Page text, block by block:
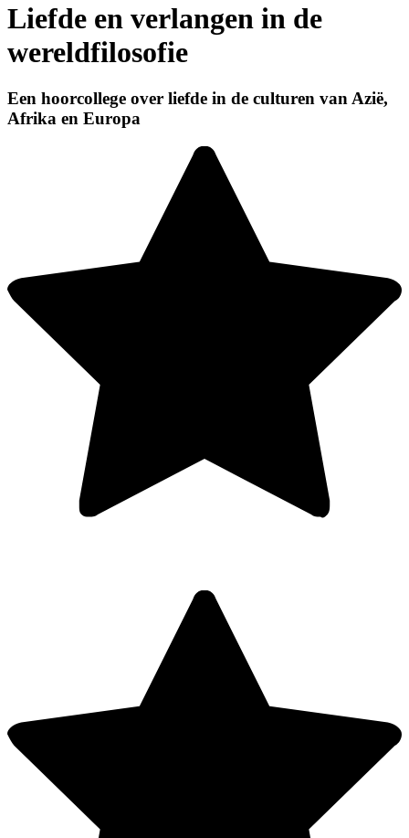
Liefde en verlangen in de
wereldfilosofie
Een hoorcollege over liefde in de culturen van Azië,
Afrika en Europa